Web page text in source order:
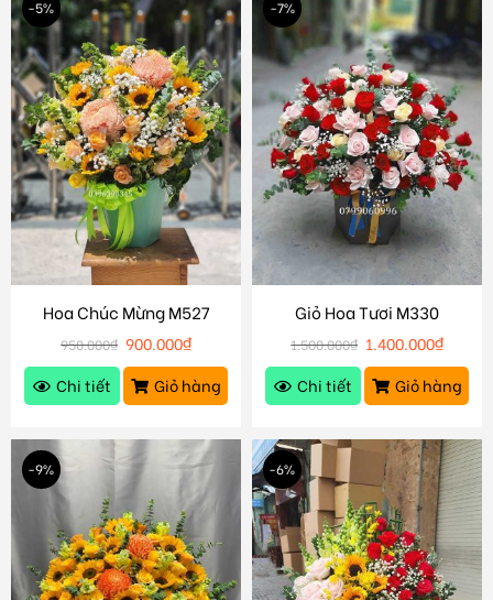
-5%
Hoa Chúc Mừng M527
950.000₫ 900.000₫
Chi tiết
Giỏ hàng
-7%
Giỏ Hoa Tươi M330
1.500.000₫ 1.400.000₫
Chi tiết
Giỏ hàng
-9% -6%